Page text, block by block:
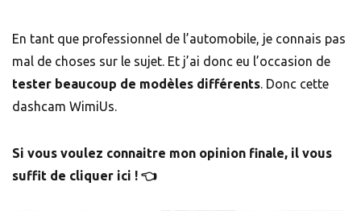
En tant que professionnel de l’automobile, je connais pas
mal de choses sur le sujet. Et j’ai donc eu l’occasion de
tester beaucoup de modèles différents. Donc cette
dashcam WimiUs.
Si vous voulez connaitre mon opinion finale, il vous
suffit de cliquer ici ! 👈